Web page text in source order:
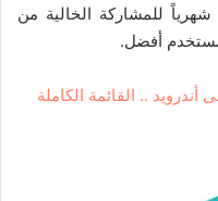
أو يمكنك دفع 3.75 دولار شهرياً للمشاركة الخالية من
.. القائمة الكاملة